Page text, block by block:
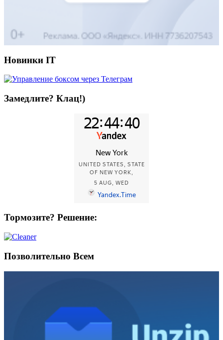
Новинки IT
Замедлите? Клац!)
Тормозите? Решение:
Позволительно Всем